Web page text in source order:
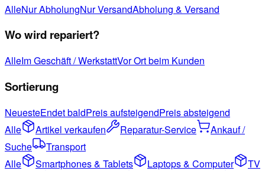
AlleNur AbholungNur VersandAbholung & Versand
Wo wird repariert?
AlleIm Geschäft / WerkstattVor Ort beim Kunden
Sortierung
NeuesteEndet baldPreis aufsteigendPreis absteigend
Alle
Artikel verkaufen Reparatur-Service
Ankauf /
Suche
Transport
Alle
Smartphones & Tablets Laptops & Computer
TV